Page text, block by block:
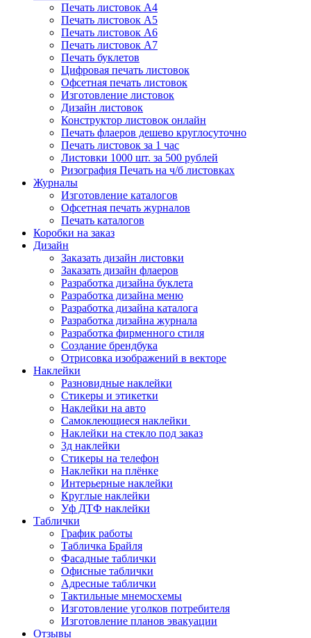
Печать листовок А4
Печать листовок А5
Печать листовок А6
Печать листовок А7
Печать буклетов
Цифровая печать листовок
Офсетная печать листовок
Изготовление листовок
Дизайн листовок
Конструктор листовок онлайн
Печать флаеров дешево круглосуточно
Печать листовок за 1 час
Листовки 1000 шт. за 500 рублей
Ризография Печать на ч/б листовках
Журналы
Изготовление каталогов
Офсетная печать журналов
Печать каталогов
Коробки на заказ
Дизайн
Заказать дизайн листовки
Заказать дизайн флаеров
Разработка дизайна буклета
Разработка дизайна меню
Разработка дизайна каталога
Разработка дизайна журнала
Разработка фирменного стиля
Создание брендбука
Отрисовка изображений в векторе
Наклейки
Разновидные наклейки
Стикеры и этикетки
Наклейки на авто
Самоклеющиеся наклейки
Наклейки на стекло под заказ
3д наклейки
Cтикеры на телефон
Наклейки на плёнке
Интерьерные наклейки
Круглые наклейки
Уф ДТФ наклейки
Таблички
График работы
Табличка Брайля
Фасадные таблички
Офисные таблички
Адресные таблички
Тактильные мнемосхемы
Изготовление уголков потребителя
Изготовление планов эвакуации
Отзывы